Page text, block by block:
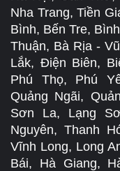
Nha Trang, Tiền
Bình, Bến Tre,
Thuận, Bà Rịa -
Lắk, Điện Biên,
Phú Thọ, Phú
Quảng Ngãi,
Sơn La, Lạng
Nguyên, Thanh
Vĩnh Long, Long
Bái, Hà Giang,